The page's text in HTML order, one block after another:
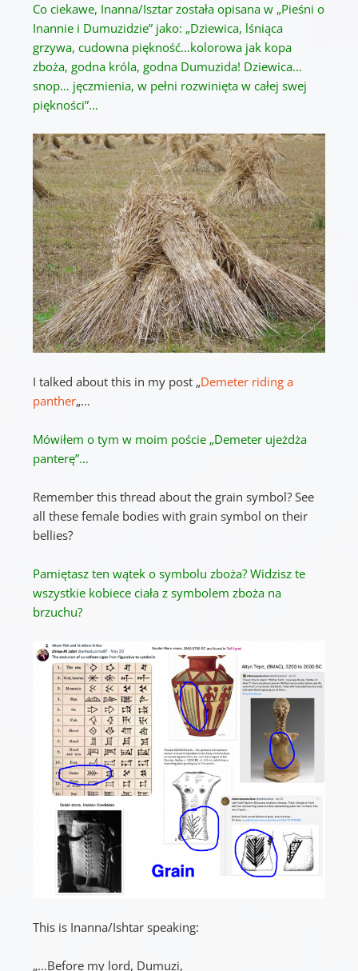
Co ciekawe, Inanna/Isztar została opisana w „Pieśni o
Inannie i Dumuzidzie” jako: „Dziewica, lśniąca
grzywa, cudowna piękność…kolorowa jak kopa
zboża, godna króla, godna Dumuzida! Dziewica…
snop… jęczmienia, w pełni rozwinięta w całej swej
piękności”…
I talked about this in my post „Demeter riding a
panther„…
Mówiłem o tym w moim poście „Demeter ujeżdża
panterę”…
Remember this thread about the grain symbol? See
all these female bodies with grain symbol on their
bellies?
Pamiętasz ten wątek o symbolu zboża? Widzisz te
wszystkie kobiece ciała z symbolem zboża na
brzuchu?
This is Inanna/Ishtar speaking:
„…Before my lord, Dumuzi,